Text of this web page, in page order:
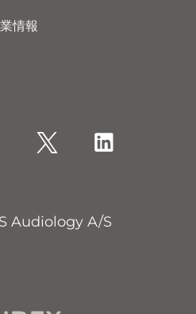
情報
Audiology A/S